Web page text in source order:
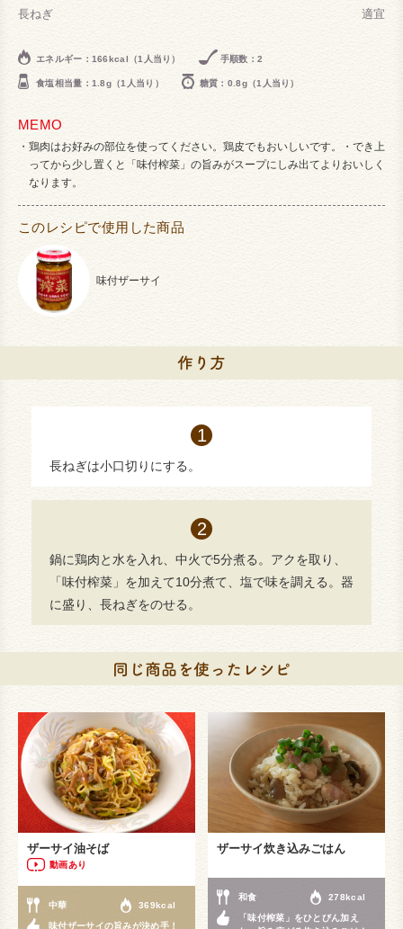
長ねぎ
適宜
エネルギー：166kcal（1人当り） 手順数：2
食塩相当量：1.8g（1人当り） 糖質：0.8g（1人当り）
MEMO
鶏肉はお好みの部位を使ってください。鶏皮でもおいしいです。・でき上
ってから少し置くと「味付榨菜」の旨みがスープにしみ出てよりおいしく
なります。
このレシピで使用した商品
味付ザーサイ
長ねぎは小口切りにする。
鍋に鶏肉と水を入れ、中火で5分煮る。アクを取り、
「味付榨菜」を加えて10分煮て、塩で味を調える。器
に盛り、長ねぎをのせる。
ザーサイ油そば
動画あり
中華 369kcal
味付ザーサイの旨みが決め手！
ザーサイ炊き込みごはん
和食 278kcal
「味付榨菜」をひとびん加え